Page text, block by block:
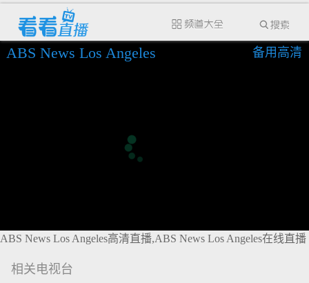
ABS News Los Angeles 备用高清
ABS News Los Angeles高清直播,ABS News Los Angeles在线直播
相关电视台